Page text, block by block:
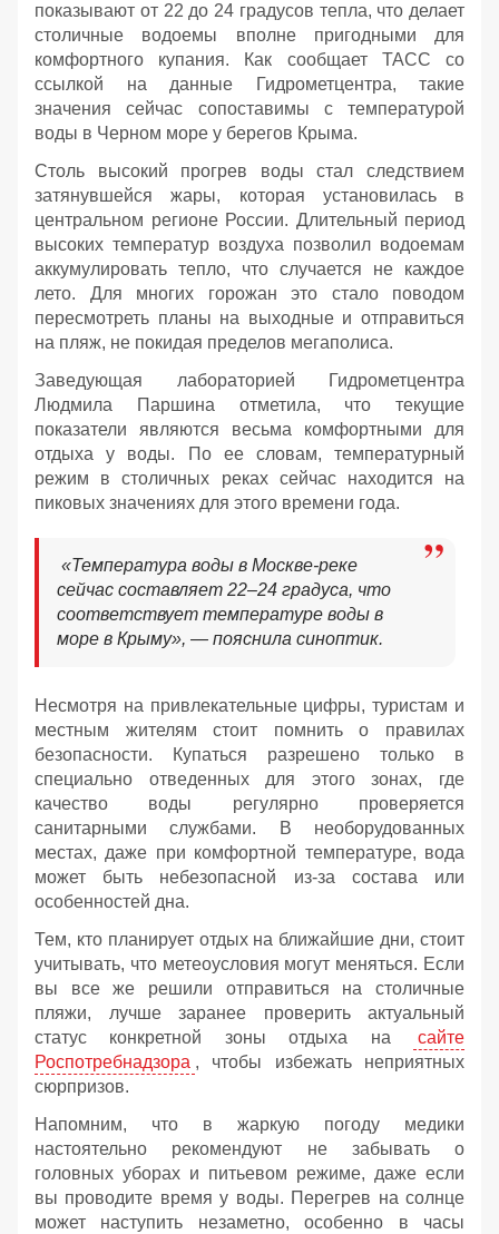
показывают от 22 до 24 градусов тепла, что делает
столичные водоемы вполне пригодными для
комфортного купания. Как сообщает ТАСС со
ссылкой на данные Гидрометцентра, такие
значения сейчас сопоставимы с температурой
воды в Черном море у берегов Крыма.
Столь высокий прогрев воды стал следствием
затянувшейся жары, которая установилась в
центральном регионе России. Длительный период
высоких температур воздуха позволил водоемам
аккумулировать тепло, что случается не каждое
лето. Для многих горожан это стало поводом
пересмотреть планы на выходные и отправиться
на пляж, не покидая пределов мегаполиса.
Заведующая лабораторией Гидрометцентра
Людмила Паршина отметила, что текущие
показатели являются весьма комфортными для
отдыха у воды. По ее словам, температурный
режим в столичных реках сейчас находится на
пиковых значениях для этого времени года.
«Температура воды в Москве-реке
сейчас составляет 22–24 градуса, что
соответствует температуре воды в
море в Крыму», — пояснила синоптик.
Несмотря на привлекательные цифры, туристам и
местным жителям стоит помнить о правилах
безопасности. Купаться разрешено только в
специально отведенных для этого зонах, где
качество воды регулярно проверяется
санитарными службами. В необорудованных
местах, даже при комфортной температуре, вода
может быть небезопасной из-за состава или
особенностей дна.
Тем, кто планирует отдых на ближайшие дни, стоит
учитывать, что метеоусловия могут меняться. Если
вы все же решили отправиться на столичные
пляжи, лучше заранее проверить актуальный
статус конкретной зоны отдыха на
сайте
Роспотребнадзора , чтобы избежать неприятных
сюрпризов.
Напомним, что в жаркую погоду медики
настоятельно рекомендуют не забывать о
головных уборах и питьевом режиме, даже если
вы проводите время у воды. Перегрев на солнце
может наступить незаметно, особенно в часы